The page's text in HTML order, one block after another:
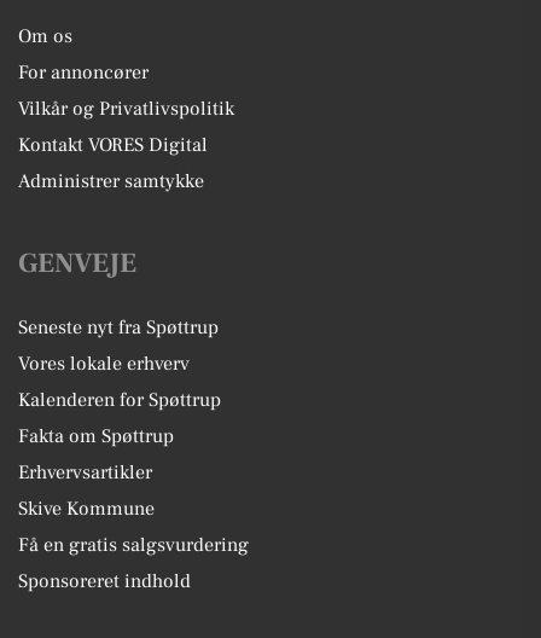
Om os
For annoncører
Vilkår og Privatlivspolitik
Kontakt VORES Digital
Administrer samtykke
GENVEJE
Seneste nyt fra Spøttrup
Vores lokale erhverv
Kalenderen for Spøttrup
Fakta om Spøttrup
Erhvervsartikler
Skive Kommune
Få en gratis salgsvurdering
Sponsoreret indhold